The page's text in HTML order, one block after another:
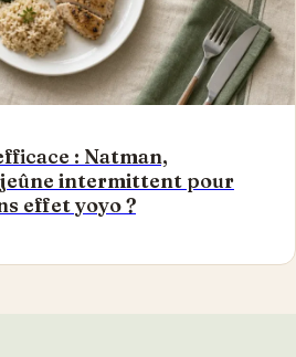
: Natman,
intermittent pour
effet yoyo ?